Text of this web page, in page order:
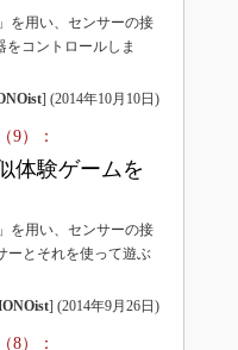
を用い、センサーの接
をコントロールしま
] (2014年10月10日 )
9）：
体験ゲームを
を用い、センサーの接
ーとそれを使って遊ぶ
] (2014年9月26日 )
8）：